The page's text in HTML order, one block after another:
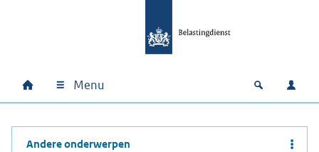
Hoofdnavigatie
Home Menu Open
Andere onderwerpen